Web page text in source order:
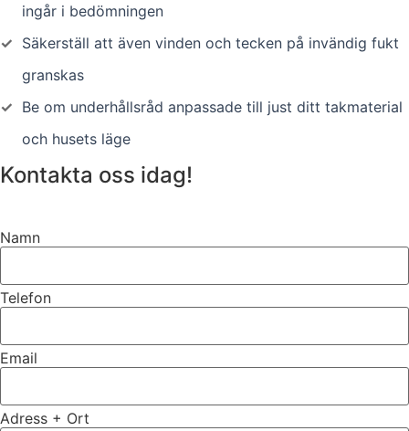
ingår i bedömningen
✓ Säkerställ att även vinden och tecken på invändig fukt
granskas
✓ Be om underhållsråd anpassade till just ditt takmaterial
och husets läge
Kontakta oss idag!
Namn
Telefon
Email
Adress + Ort